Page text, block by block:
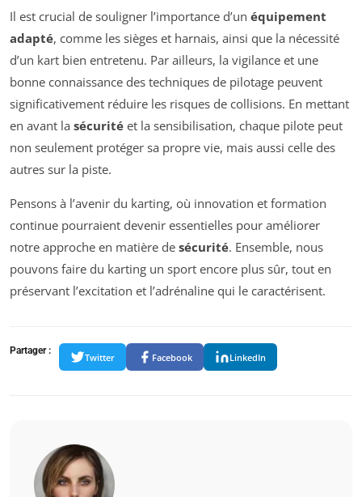
Il est crucial de souligner l’importance d’un équipement
adapté, comme les sièges et harnais, ainsi que la nécessité
d’un kart bien entretenu. Par ailleurs, la vigilance et une
bonne connaissance des techniques de pilotage peuvent
significativement réduire les risques de collisions. En mettant
en avant la sécurité et la sensibilisation, chaque pilote peut
non seulement protéger sa propre vie, mais aussi celle des
autres sur la piste.
Pensons à l’avenir du karting, où innovation et formation
continue pourraient devenir essentielles pour améliorer
notre approche en matière de sécurité. Ensemble, nous
pouvons faire du karting un sport encore plus sûr, tout en
préservant l’excitation et l’adrénaline qui le caractérisent.
Partager :
Twitter Facebook LinkedIn